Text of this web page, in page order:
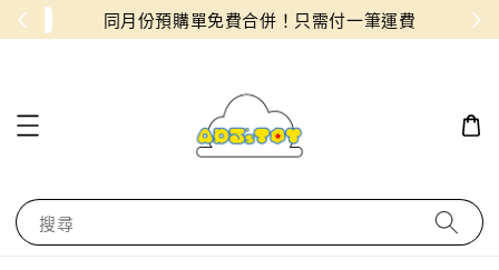
！ 同月份預購單免費合併！只需付一筆運費
搜尋